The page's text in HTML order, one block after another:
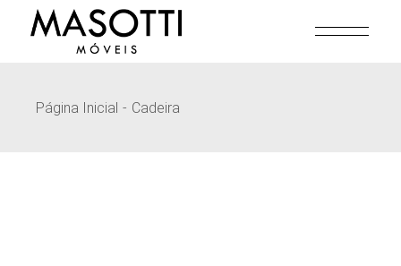
Página Inicial Cadeira